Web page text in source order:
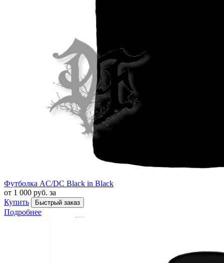
Футболка AC/DC Black in Black
от 1 000 руб. за
Купить
Быстрый заказ
Подробнее